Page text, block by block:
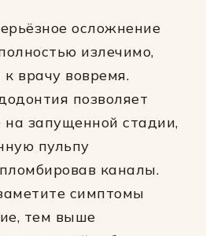
осложнение
излечимо,
к врачу вовремя.
позволяет
на запущенной стадии,
пульпу
каналы.
симптомы
тем выше